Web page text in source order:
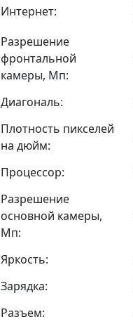
Интернет:
Разрешение
фронтальной
камеры, Мп:
Диагональ:
Плотность пикселей
на дюйм:
Процессор:
Разрешение
основной камеры,
Мп:
Яркость:
Зарядка:
Разъем: